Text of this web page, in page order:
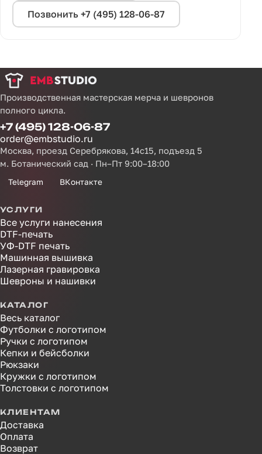
Позвонить +7 (495) 128-06-87
Производственная мастерская мерча и шевронов
полного цикла.
+7 (495) 128-06-87
order@embstudio.ru
Москва, проезд Серебрякова, 14с15, подъезд 5
м. Ботанический сад · Пн–Пт 9:00–18:00
Telegram ВКонтакте
УСЛУГИ
Все услуги нанесения
DTF-печать
УФ-DTF печать
Машинная вышивка
Лазерная гравировка
Шевроны и нашивки
КАТАЛОГ
Весь каталог
Футболки с логотипом
Ручки с логотипом
Кепки и бейсболки
Рюкзаки
Кружки с логотипом
Толстовки с логотипом
КЛИЕНТАМ
Доставка
Оплата
Возврат